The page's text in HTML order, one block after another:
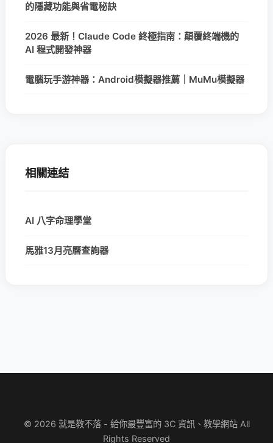
的隱藏功能與省電秘訣
2026 最新！Claude Code 終極指南：顛覆終端機的
AI 程式開發神器
電腦玩手游神器：Android模擬器推薦｜MuMu模擬器
相關連結
AI 八字命理學堂
馬雅13月亮曆查詢器
© 2026 就是教不落 - 給你最豐富的 3C 資訊、教學網站 All
Rights Reserved